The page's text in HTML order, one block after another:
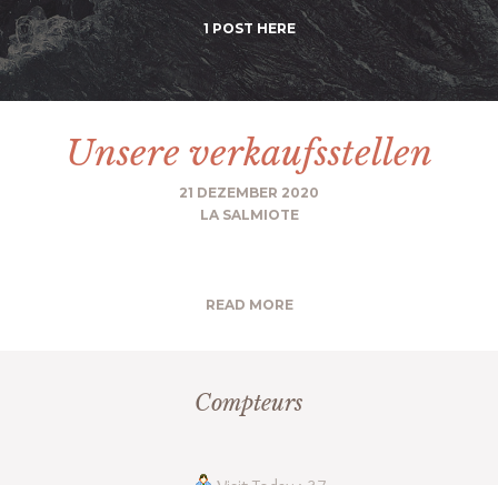
1 POST HERE
Unsere verkaufsstellen
21 DEZEMBER 2020
LA SALMIOTE
READ MORE
Compteurs